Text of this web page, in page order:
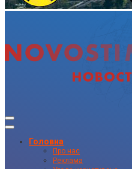
Головна
Про нас
Реклама